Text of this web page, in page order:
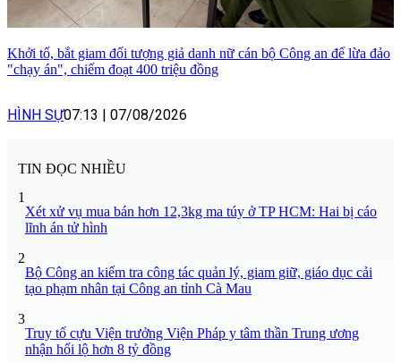
Khởi tố, bắt giam đối tượng giả danh nữ cán bộ Công an để lừa đảo
"chạy án", chiếm đoạt 400 triệu đồng
HÌNH SỰ07:13 | 07/08/2026
TIN ĐỌC NHIỀU
1
Xét xử vụ mua bán hơn 12,3kg ma túy ở TP HCM: Hai bị cáo
lĩnh án tử hình
2
Bộ Công an kiểm tra công tác quản lý, giam giữ, giáo dục cải
tạo phạm nhân tại Công an tỉnh Cà Mau
3
Truy tố cựu Viện trưởng Viện Pháp y tâm thần Trung ương
nhận hối lộ hơn 8 tỷ đồng